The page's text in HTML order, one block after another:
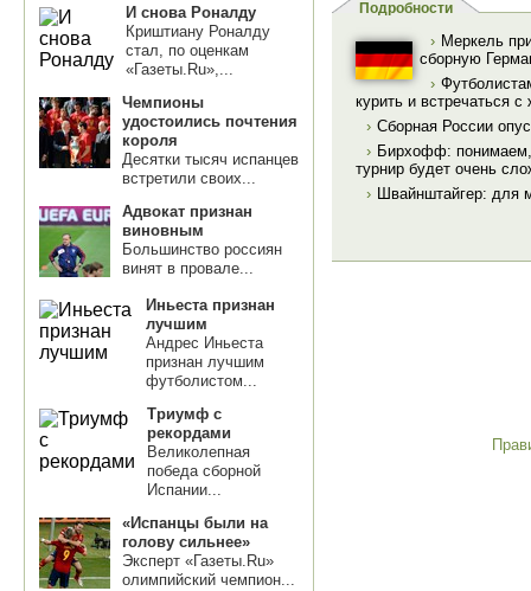
И снова Роналду
Криштиану Роналду
стал, по оценкам
«Газеты.Ru»,...
Чемпионы
удостоились почтения
короля
Десятки тысяч испанцев
встретили своих...
Адвокат признан
виновным
Большинство россиян
винят в провале...
Иньеста признан
лучшим
Андрес Иньеста
признан лучшим
футболистом...
Триумф с
рекордами
Великолепная
победа сборной
Испании...
«Испанцы были на
голову сильнее»
Эксперт «Газеты.Ru»
олимпийский чемпион...
Подробности
› Меркель
сборную
›
курить и встречаться
› Сборная России
› Бирхофф:
турнир будет очень
› Швайнштайгер: для